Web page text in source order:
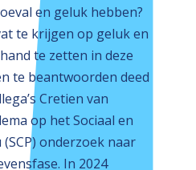
en geluk hebben?
te krijgen op geluk en
te zetten in deze
te beantwoorden deed
Cretien van
op het Sociaal en
onderzoek naar
In 2024